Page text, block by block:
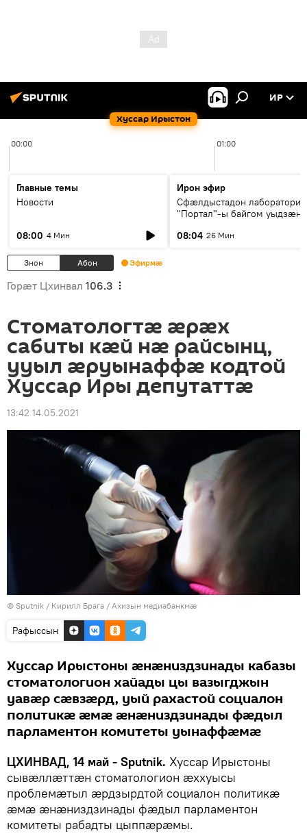
Хуссар Ирыстон
ИР
00:00 01:00
Главные темы
Новости
08:00 4 Мин
Ирон эфир
Сфæлдыстадон лаборатори
"Портал"-ы байгом уыдзæн
Æхсары куыстыты равдыст
08:04 26 Мин
Знон Абон Эфирмæ
Горӕт Цхинвал 106.3
Стоматологтӕ ӕрӕх
сабиты кӕй нӕ райсынц,
ууыл ӕруынаффӕ кодтой
Хуссар Иры депутаттӕ
13:42 14.05.2021
© Sputnik / Кирилл Брага / Ахизын медиабанкмæ
Рафыссын
Хуссар Ирыстоны ӕнӕниздзинады кабазы
стоматологион хайады цы вазыгджын
уавӕр сӕвзӕрд, уый рахастой социалон
политикӕ ӕмӕ ӕнӕниздзинады фӕдыл
парламентон комитеты уынаффӕмӕ
ЦХИНВАД, 14 май - Sputnik. Хуссар Ирыстоны
сывӕллӕттӕн стоматологион ӕххуысы
проблемӕтыл ӕрдзырдтой социалон политикӕ
ӕмӕ ӕнӕниздзинады фӕдыл парламентон
комитеты рабадты цыппӕрӕмы.